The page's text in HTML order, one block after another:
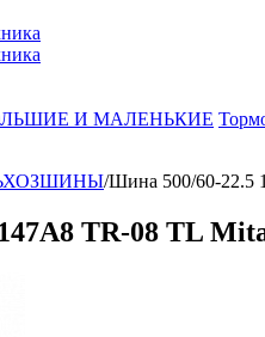
И МАЛЕНЬКИЕ
/Шина 500/60-22.5
TR-08 TL